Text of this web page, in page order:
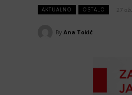
AKTUALNO OSTALO 27
By Ana Tokić